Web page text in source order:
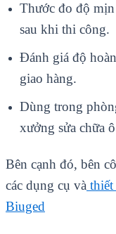
Thước đo độ mịn
sau khi thi công.
Đánh giá độ
giao hàng.
Dùng trong
xưởng sửa chữa
Bên cạnh đó, bên
các dụng cụ và thiết
Biuged